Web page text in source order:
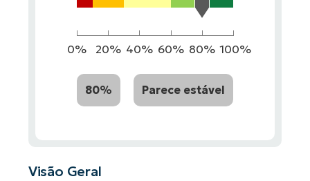
0% 20% 40% 60% 80% 100%
80% Parece estável
Visão Geral